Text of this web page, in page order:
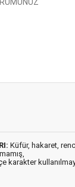
Küfür, hakaret,
karakter